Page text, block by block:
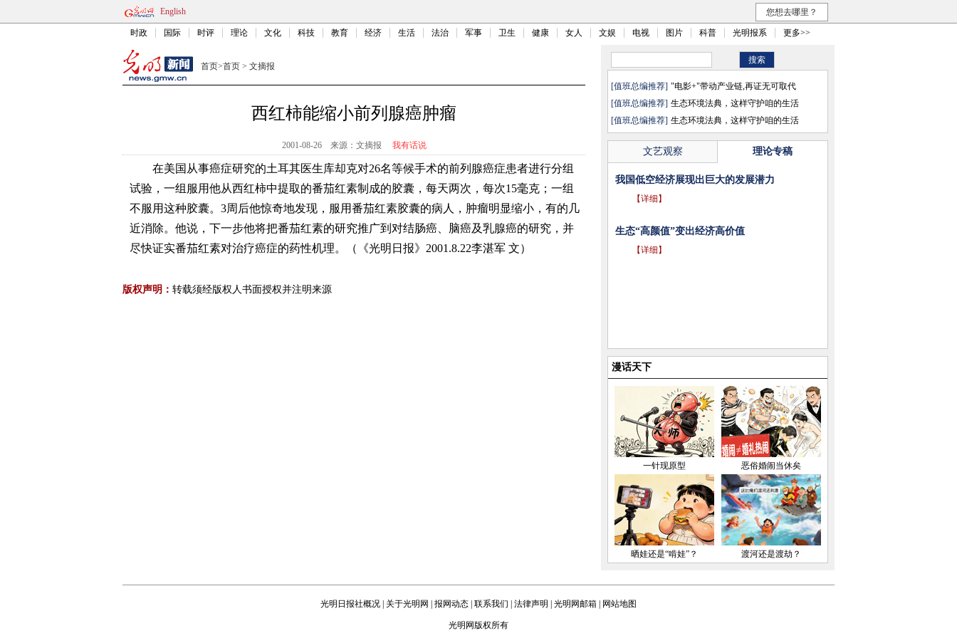
English 您想去哪里？
时政 国际 时评 理论 文化 科技 教育 经济 生活 法治 军事 卫生 健康 女人 文娱 电视 图片 科普 光明报系 更多>>
首页>首页 > 文摘报
西红柿能缩小前列腺癌肿瘤
2001-08-26 来源：文摘报 我有话说
在美国从事癌症研究的土耳其医生库却克对26名等候手术的前列腺癌症患者进行分组
试验，一组服用他从西红柿中提取的番茄红素制成的胶囊，每天两次，每次15毫克；一组
不服用这种胶囊。3周后他惊奇地发现，服用番茄红素胶囊的病人，肿瘤明显缩小，有的几
近消除。他说，下一步他将把番茄红素的研究推广到对结肠癌、脑癌及乳腺癌的研究，并
尽快证实番茄红素对治疗癌症的药性机理。（《光明日报》2001.8.22李湛军 文）
版权声明： 转载须经版权人书面授权并注明来源
[值班总编推荐] "电影+"带动产业链,再证无可取代
[值班总编推荐] 生态环境法典，这样守护咱的生活
[值班总编推荐] 生态环境法典，这样守护咱的生活
文艺观察 理论专稿
我国低空经济展现出巨大的发展潜力
【详细】
生态“高颜值”变出经济高价值
【详细】
漫话天下
一针现原型 恶俗婚闹当休矣
晒娃还是“啃娃”？ 渡河还是渡劫？
光明日报社概况 关于光明网 报网动态 联系我们 法律声明 光明网邮箱 网站地图
光明网版权所有